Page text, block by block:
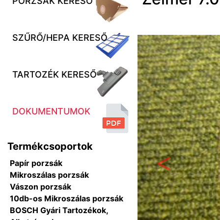
SZŰRŐ/HEPA KERESŐ
TARTOZÉK KERESŐ
DOKUMENTUMOK
Termékcsoportok
Papír porzsák
Mikroszálas porzsák
Vászon porzsák
10db-os Mikroszálas porzsák
BOSCH Gyári Tartozékok,
Előző